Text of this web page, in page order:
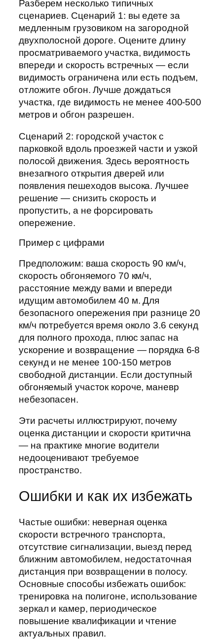
Разберем несколько типичных
сценариев. Сценарий 1: вы едете за
медленным грузовиком на загородной
двухполосной дороге. Оцените длину
просматриваемого участка, видимость
впереди и скорость встречных — если
видимость ограничена или есть подъем,
отложите обгон. Лучше дождаться
участка, где видимость не менее 400-500
метров и обгон разрешен.
Сценарий 2: городской участок с
парковкой вдоль проезжей части и узкой
полосой движения. Здесь вероятность
внезапного открытия дверей или
появления пешеходов высока. Лучшее
решение — снизить скорость и
пропустить, а не форсировать
опережение.
Пример с цифрами
Предположим: ваша скорость 90 км/ч,
скорость обгоняемого 70 км/ч,
расстояние между вами и впереди
идущим автомобилем 40 м. Для
безопасного опережения при разнице 20
км/ч потребуется время около 3.6 секунд
для полного прохода, плюс запас на
ускорение и возвращение — порядка 6-8
секунд и не менее 100-150 метров
свободной дистанции. Если доступный
обгоняемый участок короче, маневр
небезопасен.
Эти расчеты иллюстрируют, почему
оценка дистанции и скорости критична
— на практике многие водители
недооценивают требуемое
пространство.
Ошибки и как их избежать
Частые ошибки: неверная оценка
скорости встречного транспорта,
отсутствие сигнализации, выезд перед
ближним автомобилем, недостаточная
дистанция при возвращении в полосу.
Основные способы избежать ошибок:
тренировка на полигоне, использование
зеркал и камер, периодическое
повышение квалификации и чтение
актуальных правил.